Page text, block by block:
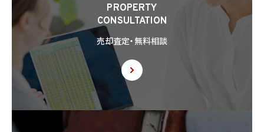
PROPERTY
CONSULTATION
売却査定・無料相談